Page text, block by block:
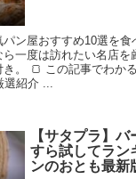
ン屋おすすめ10選を食
一度は訪れたい名店を
。 🍞 この記事でわか
紹介 ...
【サタプラ】
すら試してラン
ンのおとも最新